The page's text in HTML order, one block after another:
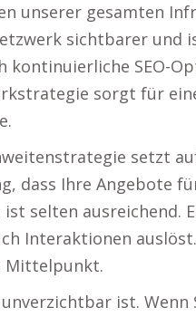
unserer gesamten
sichtbarer und
kontinuierliche SEO-
sorgt für
setzt
dass Ihre Angebote
selten ausreichend.
Interaktionen auslöst.
Mittelpunkt.
ist.